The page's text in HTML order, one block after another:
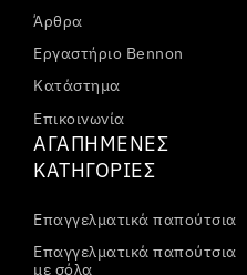
Άρθρα
Εργαστήριο Bennon
Κατάστημα
Επικοινωνία
ΑΓΑΠΗΜΈΝΕΣ
ΚΑΤΗΓΟΡΊΕΣ
Επαγγελματικά παπούτσια
Επαγγελματικά παπούτσια
με σόλα